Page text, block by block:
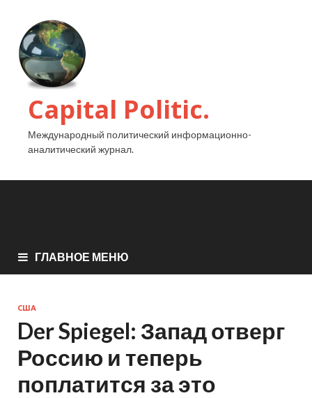
Capital Politic.
Международный политический информационно-
аналитический журнал.
ГЛАВНОЕ МЕНЮ
США
Der Spiegel: Запад отверг
Россию и теперь
поплатится за это